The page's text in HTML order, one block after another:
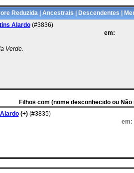
Reduzida| Ancestrais Descendentes
Alardo(#3836)
em:
Verde.
Filhos com (nome desconhecido ou
(+)(#3835)
em: